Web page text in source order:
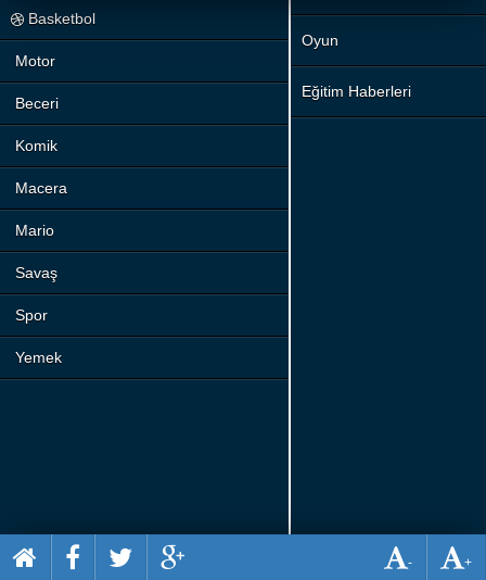
Basketbol
Motor
Beceri
Komik
Macera
Mario
Savaş
Spor
Yemek
Oyun
Eğitim Haberleri
+
-